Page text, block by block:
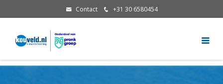
Contact +31 30 6580454